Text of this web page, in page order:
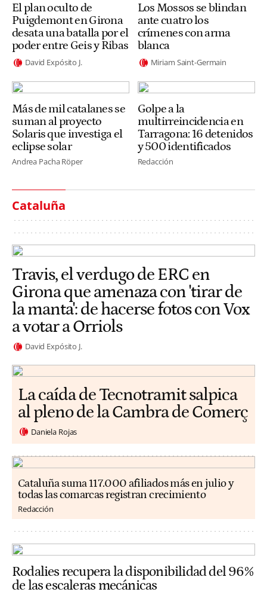
El plan oculto de
Puigdemont en Girona
desata una batalla por el
poder entre Geis y Ribas
David Expósito J.
Los Mossos se blindan
ante cuatro los
crímenes con arma
blanca
Miriam Saint-Germain
Más de mil catalanes se
suman al proyecto
Solaris que investiga el
eclipse solar
Andrea Pacha Röper
Golpe a la
multirreincidencia en
Tarragona: 16 detenidos
y 500 identificados
Redacción
Cataluña
Travis, el verdugo de ERC en
Girona que amenaza con 'tirar de
la manta': de hacerse fotos con Vox
a votar a Orriols
David Expósito J.
La caída de Tecnotramit salpica
al pleno de la Cambra de Comerç
Daniela Rojas
Cataluña suma 117.000 afiliados más en julio y
todas las comarcas registran crecimiento
Redacción
Rodalies recupera la disponibilidad del 96%
de las escaleras mecánicas